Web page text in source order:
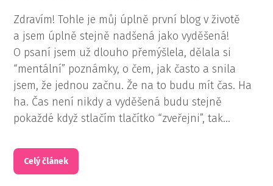
Zdravím! Tohle je můj úplně první blog v životě
a jsem úplně stejně nadšená jako vyděšená!
O psaní jsem už dlouho přemýšlela, dělala si
“mentální” poznámky, o čem, jak často a snila
jsem, že jednou začnu. Že na to budu mít čas. Ha
ha. Čas není nikdy a vyděšená budu stejně
pokaždé když stlačím tlačítko “zveřejni”, tak...
Celý článek